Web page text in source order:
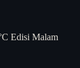
Edisi Malam